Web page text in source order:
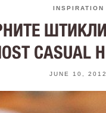
INSPIRATION
CASUAL
JUNE 10, 2012